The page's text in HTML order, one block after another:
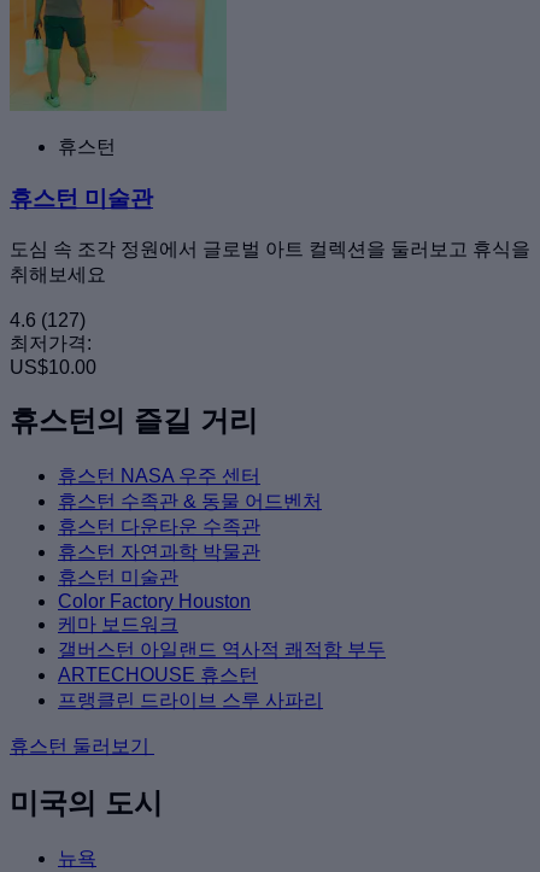
휴스턴
휴스턴 미술관
도심 속 조각 정원에서 글로벌 아트 컬렉션을 둘러보고 휴식을
취해보세요
4.6 (127)
최저가격:
US$10.00
휴스턴의 즐길 거리
휴스턴 NASA 우주 센터
휴스턴 수족관 & 동물 어드벤처
휴스턴 다운타운 수족관
휴스턴 자연과학 박물관
휴스턴 미술관
Color Factory Houston
케마 보드워크
갤버스턴 아일랜드 역사적 쾌적함 부두
ARTECHOUSE 휴스턴
프랭클린 드라이브 스루 사파리
휴스턴 둘러보기
미국의 도시
뉴욕